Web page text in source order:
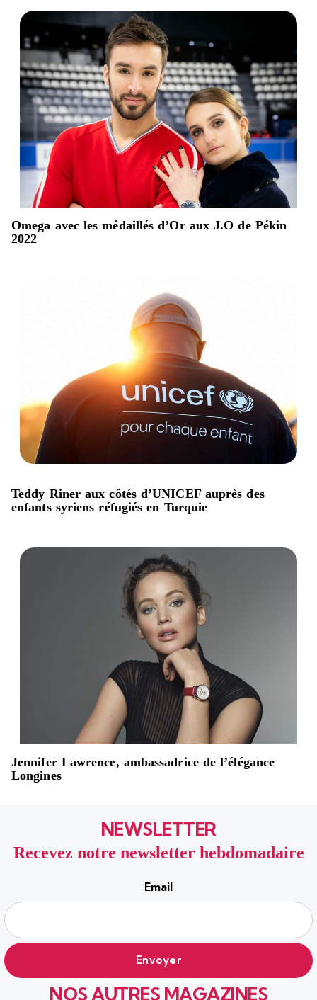
Omega avec les médaillés d’Or aux J.O de Pékin
2022
Teddy Riner aux côtés d’UNICEF auprès des
enfants syriens réfugiés en Turquie
Jennifer Lawrence, ambassadrice de l’élégance
Longines
NOS AUTRES MAGAZINES
NEWSLETTER
Recevez notre newsletter hebdomadaire
Email